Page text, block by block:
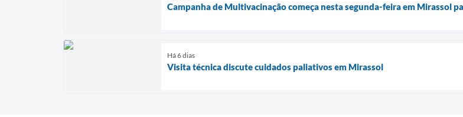
Campanha de Multivacinação começa nesta segunda-feira em Mirassol
Há 6 dias
Visita técnica discute cuidados paliativos em Mirassol